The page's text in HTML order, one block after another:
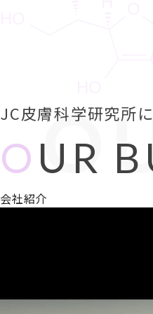
JC皮膚科学研究所
O UR
会社紹介